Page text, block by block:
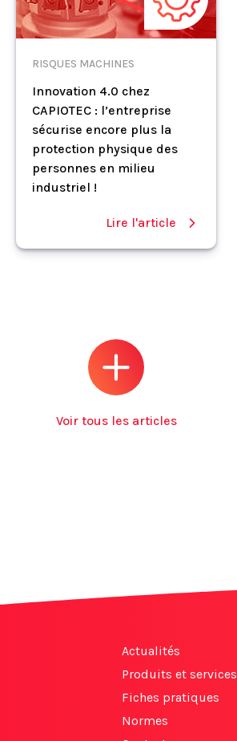
RISQUES MACHINES
Innovation 4.0 chez
CAPIOTEC : l’entreprise
sécurise encore plus la
protection physique des
personnes en milieu
industriel !
Lire l'article
Voir tous les articles
Actualités
Produits et services
Fiches pratiques
Normes